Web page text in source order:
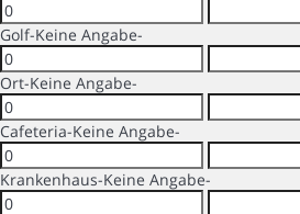
Golf-Keine Angabe-
Ort-Keine Angabe-
Cafeteria-Keine Angabe-
Krankenhaus-Keine Angabe-